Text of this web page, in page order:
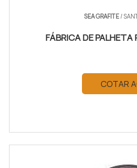
SEA GRAFITE/
FÁBRICA DE PALHETA
COTAR